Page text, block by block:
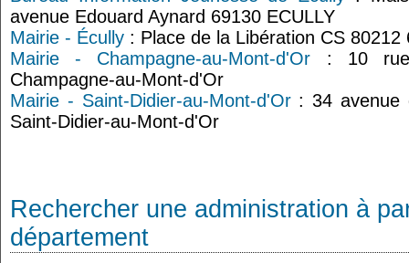
avenue Edouard Aynard 69130 ECULLY
Mairie - Écully : Place de la Libération CS 80212
Mairie - Champagne-au-Mont-d'Or : 10 rue
Champagne-au-Mont-d'Or
Mairie - Saint-Didier-au-Mont-d'Or: 34 avenue
Saint-Didier-au-Mont-d'Or
Rechercher une administration à
département